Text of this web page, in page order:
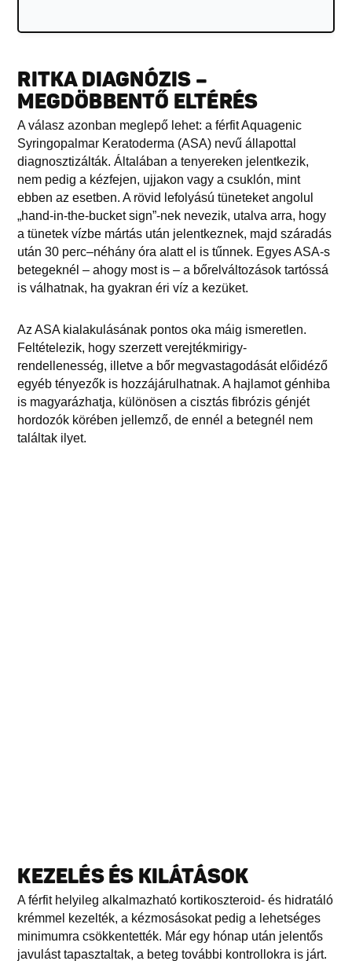
RITKA DIAGNÓZIS –
MEGDÖBBENTŐ ELTÉRÉS
A válasz azonban meglepő lehet: a férfit Aquagenic
Syringopalmar Keratoderma (ASA) nevű állapottal
diagnosztizálták. Általában a tenyereken jelentkezik,
nem pedig a kézfejen, ujjakon vagy a csuklón, mint
ebben az esetben. A rövid lefolyású tüneteket angolul
„hand-in-the-bucket sign”-nek nevezik, utalva arra, hogy
a tünetek vízbe mártás után jelentkeznek, majd száradás
után 30 perc–néhány óra alatt el is tűnnek. Egyes ASA-s
betegeknél – ahogy most is – a bőrelváltozások tartóssá
is válhatnak, ha gyakran éri víz a kezüket.
Az ASA kialakulásának pontos oka máig ismeretlen.
Feltételezik, hogy szerzett verejtékmirigy-
rendellenesség, illetve a bőr megvastagodását előidéző
egyéb tényezők is hozzájárulhatnak. A hajlamot génhiba
is magyarázhatja, különösen a cisztás fibrózis génjét
hordozók körében jellemző, de ennél a betegnél nem
találtak ilyet.
KEZELÉS ÉS KILÁTÁSOK
A férfit helyileg alkalmazható kortikoszteroid- és hidratáló
krémmel kezelték, a kézmosásokat pedig a lehetséges
minimumra csökkentették. Már egy hónap után jelentős
javulást tapasztaltak, a beteg további kontrollokra is járt.